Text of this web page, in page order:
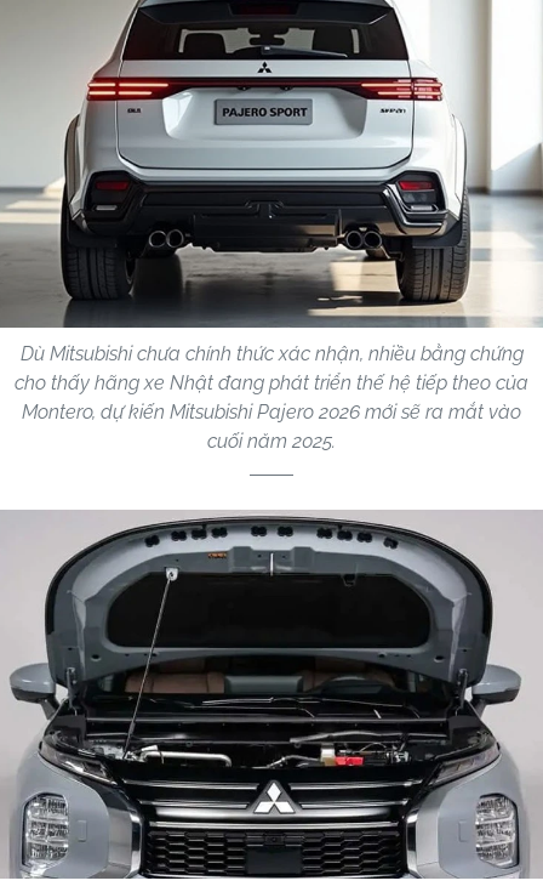
Dù Mitsubishi chưa chính thức xác nhận, nhiều bằng chứng
cho thấy hãng xe Nhật đang phát triển thế hệ tiếp theo của
Montero, dự kiến Mitsubishi Pajero 2026 mới sẽ ra mắt vào
cuối năm 2025.